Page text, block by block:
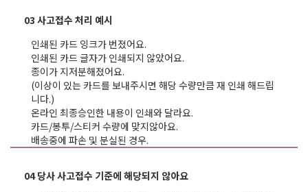
03 사고접수 처리 예시
인쇄된 카드 잉크가 번졌어요.
인쇄된 카드 글자가 인쇄되지 않았어요.
종이가 지저분해졌어요.
(이상이 있는 카드를 보내주시면 해당 수량만큼 재 인쇄 해드립
니다.)
온라인 최종승인한 내용이 인쇄와 달라요.
카드/봉투/스티커 수량에 맞지않아요.
배송중에 파손 및 분실된 경우.
04 당사 사고접수 기준에 해당되지 않아요